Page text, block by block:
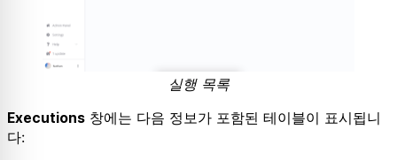
실행 목록
Executions 창에는 다음 정보가 포함된 테이블이 표시됩니
다: